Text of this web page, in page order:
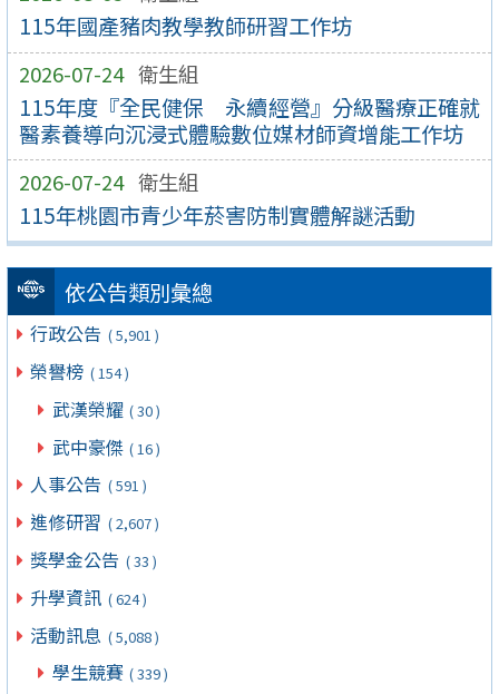
115年國產豬肉教學教師研習工作坊
2026-07-24 衛生組
115年度『全民健保 永續經營』分級醫療正確就
醫素養導向沉浸式體驗數位媒材師資增能工作坊
2026-07-24 衛生組
115年桃園市青少年菸害防制實體解謎活動
依公告類別彙總
行政公告 ( 5,901 )
榮譽榜 ( 154 )
武漢榮耀 ( 30 )
武中豪傑 ( 16 )
人事公告 ( 591 )
進修研習 ( 2,607 )
獎學金公告 ( 33 )
升學資訊 ( 624 )
活動訊息 ( 5,088 )
學生競賽 ( 339 )